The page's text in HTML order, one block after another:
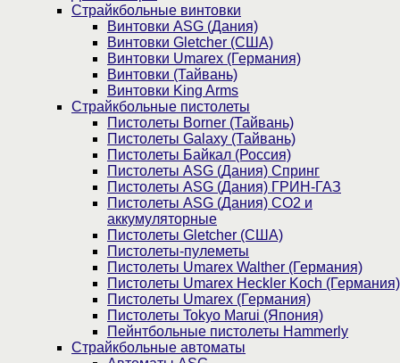
Страйкбольные винтовки
Винтовки ASG (Дания)
Винтовки Gletcher (США)
Винтовки Umarex (Германия)
Винтовки (Тайвань)
Винтовки King Arms
Страйкбольные пистолеты
Пистолеты Borner (Тайвань)
Пистолеты Galaxy (Тайвань)
Пистолеты Байкал (Россия)
Пистолеты ASG (Дания) Спринг
Пистолеты ASG (Дания) ГРИН-ГАЗ
Пистолеты ASG (Дания) CO2 и
аккумуляторные
Пистолеты Gletcher (США)
Пистолеты-пулеметы
Пистолеты Umarex Walther (Германия)
Пистолеты Umarex Heckler Koch (Германия)
Пистолеты Umarex (Германия)
Пистолеты Tokyo Marui (Япония)
Пейнтбольные пистолеты Hammerly
Страйкбольные автоматы